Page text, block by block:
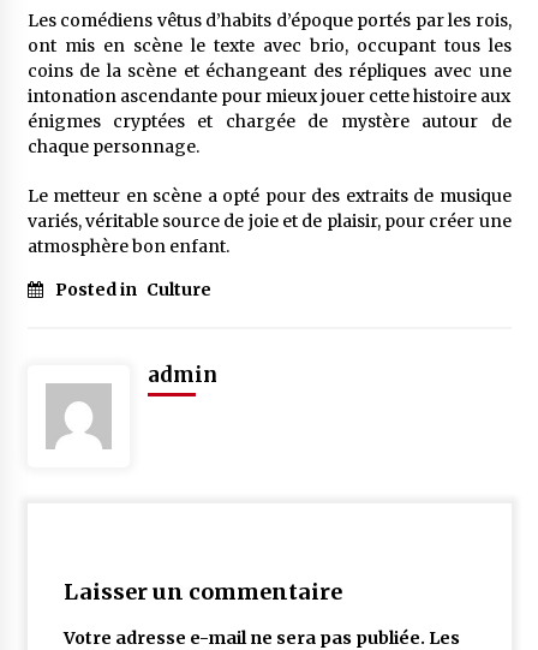
Les comédiens vêtus d’habits d’époque portés par les rois,
ont mis en scène le texte avec brio, occupant tous les
coins de la scène et échangeant des répliques avec une
intonation ascendante pour mieux jouer cette histoire aux
énigmes cryptées et chargée de mystère autour de
chaque personnage.
Le metteur en scène a opté pour des extraits de musique
variés, véritable source de joie et de plaisir, pour créer une
atmosphère bon enfant.
Posted in Culture
admin
Laisser un commentaire
Votre adresse e-mail ne sera pas publiée. Les